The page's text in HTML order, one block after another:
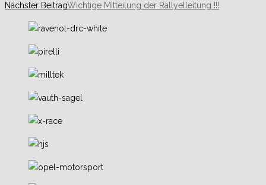
Nächster BeitragWichtige Mitteilung der Rallyelleitung !!!